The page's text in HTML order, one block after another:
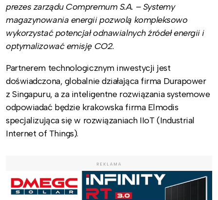
prezes zarządu Compremum S.A. – Systemy
magazynowania energii pozwolą kompleksowo
wykorzystać potencjał odnawialnych źródeł energii i
optymalizować emisję CO2.
Partnerem technologicznym inwestycji jest
doświadczona, globalnie działająca firma Durapower
z Singapuru, a za inteligentne rozwiązania systemowe
odpowiadać będzie krakowska firma Elmodis
specjalizująca się w rozwiązaniach IIoT (Industrial
Internet of Things).
REKLAMA